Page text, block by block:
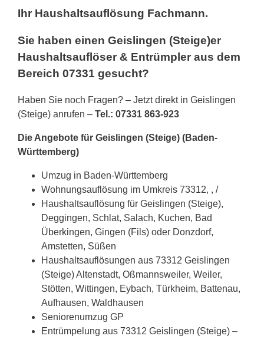
Ihr Haushaltsauflösung Fachmann.
Sie haben einen Geislingen (Steige)er
Haushaltsauflöser & Entrümpler aus dem
Bereich 07331 gesucht?
Haben Sie noch Fragen? – Jetzt direkt in Geislingen
(Steige) anrufen – Tel.: 07331 863-923
Die Angebote für Geislingen (Steige) (Baden-
Württemberg)
Umzug in Baden-Württemberg
Wohnungsauflösung im Umkreis 73312, , /
Haushaltsauflösung für Geislingen (Steige),
Deggingen, Schlat, Salach, Kuchen, Bad
Überkingen, Gingen (Fils) oder Donzdorf,
Amstetten, Süßen
Haushaltsauflösungen aus 73312 Geislingen
(Steige) Altenstadt, Oßmannsweiler, Weiler,
Stötten, Wittingen, Eybach, Türkheim, Battenau,
Aufhausen, Waldhausen
Seniorenumzug GP
Entrümpelung aus 73312 Geislingen (Steige) –